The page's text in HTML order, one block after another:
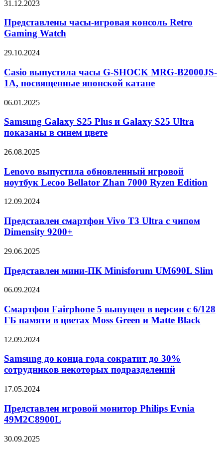
и
Pocket
Представлены
игровая
консоль
Retro
Watch
31.12.2023
Представлены часы-игровая консоль Retro
Gaming Watch
Casio
часы
G-
SHOCK
B2000JS-
посвященные
японской
29.10.2024
Casio выпустила часы G-SHOCK MRG-B2000JS-
1A, посвященные японской катане
Samsung
S25
и
S25
показаны
в
цвете
06.01.2025
Samsung Galaxy S25 Plus и Galaxy S25 Ultra
показаны в синем цвете
Lenovo
обновленный
игровой
ноутбук
Bellator
7000
Ryzen
26.08.2025
Lenovo выпустила обновленный игровой
ноутбук Lecoo Bellator Zhan 7000 Ryzen Edition
Представлен
Vivo
T3
Ultra
чипом
9200+
12.09.2024
Представлен смартфон Vivo T3 Ultra с чипом
Dimensity 9200+
Представлен
ПК
Minisforum
UM690L
29.06.2025
Представлен мини-ПК Minisforum UM690L Slim
Смартфон
5
выпущен
в
с
ГБ
памяти
цветах
Green
и
Matte
06.09.2024
Смартфон Fairphone 5 выпущен в версии с 6/128
ГБ памяти в цветах Moss Green и Matte Black
Samsung
конца
сократит
30%
некоторых
подразделений
12.09.2024
Samsung до конца года сократит до 30%
сотрудников некоторых подразделений
Представлен
монитор
Philips
Evnia
17.05.2024
Представлен игровой монитор Philips Evnia
49M2C8900L
Samsung
30.09.2025